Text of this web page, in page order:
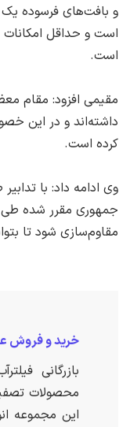
و بافت‌های فرسوده یک
است و حداقل امکانات
است.
مقیمی افزود: مقام
داشته‌اند و در این
کرده است.
وی ادامه داد: با
مقاوم‌سازی شود تا
خرید و فروش
بازرگانی
محصولات
این مجموعه